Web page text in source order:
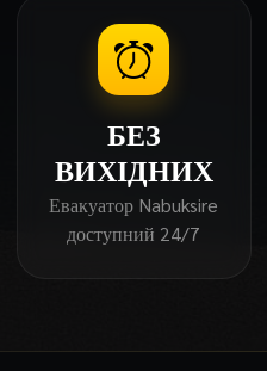
БЕЗ
ВИХІДНИХ
Евакуатор Nabuksire
доступний 24/7